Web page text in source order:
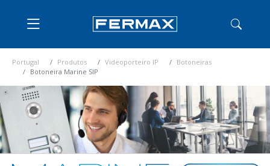
Portugal Produtos Videoporteiro IP
Botoneiras
Botoneira Marine SIP